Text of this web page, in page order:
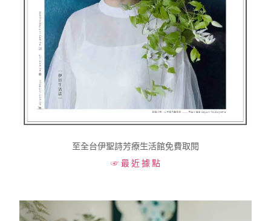
至全台伊聖詩芳療生活館免費取閱
☞ 最 近 據 點